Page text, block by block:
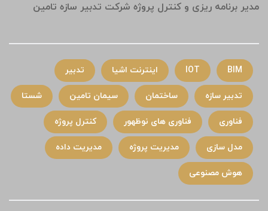
مدیر برنامه ریزی و کنترل پروژه شرکت تدبیر سازه تامین
BIM
IOT اینترنت اشیا تدبیر
تدبیر سازه ساختمان سیمان تامین شستا
فناوری فناوری های نوظهور کنترل پروژه
مدل سازی مدیریت پروژه مدیریت داده
هوش مصنوعی